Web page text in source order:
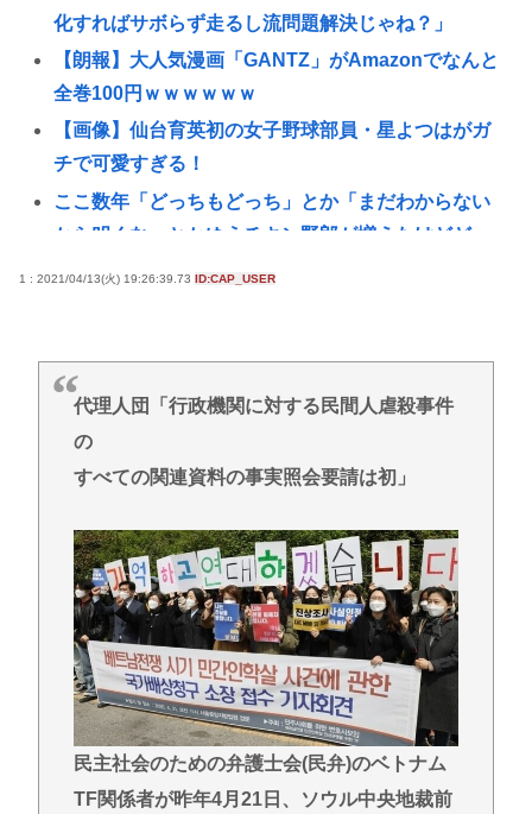
化すればサボらず走るし流問題解決じゃね？」
【朗報】大人気漫画「GANTZ」がAmazonでなんと
全巻100円ｗｗｗｗｗｗ
【画像】仙台育英初の女子野球部員・星よつはがガ
チで可愛すぎる！
ここ数年「どっちもどっち」とか「まだわからない
から叩くな」とかゆうチキン野郎が増えたけどどっ
苗の逆鱗に触れ左遷
【悲報】「ブロック人数を調べるよ！」←好奇心で
開いたら終わるサイトだった【HotTweets】
イギリス、タバコ販売禁止法案を可決www
誹謗中傷にさらされた経緯がこちら…
医療脱毛・脱毛サロンを考えてるんだが！脱毛モメ
ンいるか？？
ジャンポケ斉藤「同意があったんです。本当です。
信じて下さい」 ←何でこの主張が通らないの？
(ヽ´ん`)「手術が始まった…大丈夫大丈夫落ち着け」
医師「キャー地震よー！」(;ﾟんﾟ)「！？」
1 : 2021/04/13(火) 19:26:39.73 ID:CAP_USER
代理人団「行政機関に対する民間人虐殺事件
の
すべての関連資料の事実照会要請は初」
民主社会のための弁護士会(民弁)のベトナム
TF関係者が昨年4月21日、ソウル中央地裁前